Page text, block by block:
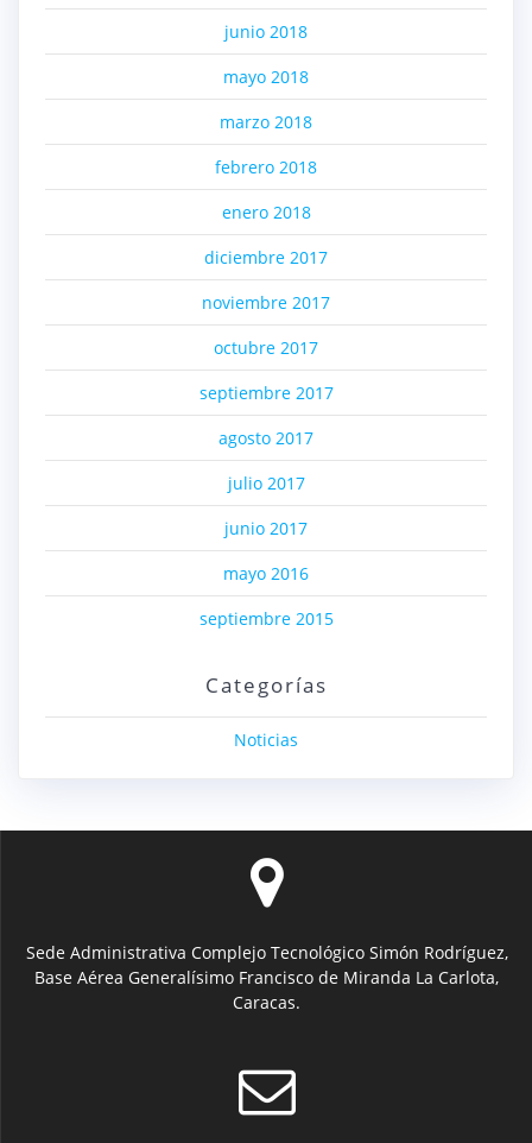
junio 2018
mayo 2018
marzo 2018
febrero 2018
enero 2018
diciembre 2017
noviembre 2017
octubre 2017
septiembre 2017
agosto 2017
julio 2017
junio 2017
mayo 2016
septiembre 2015
Categorías
Noticias
Sede Administrativa Complejo Tecnológico Simón Rodríguez,
Base Aérea Generalísimo Francisco de Miranda La Carlota,
Caracas.